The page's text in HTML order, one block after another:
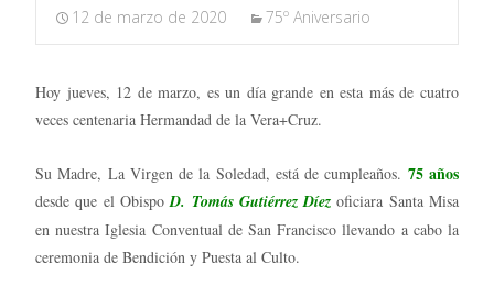
12 de marzo de 2020 75º Aniversario
Hoy jueves, 12 de marzo, es un día grande en esta más de cuatro
veces centenaria Hermandad de la Vera+Cruz.
Su Madre, La Virgen de la Soledad, está de cumpleaños. 75 años
desde que el ObispoD. Tomás Gutiérrez Díez oficiara Santa Misa
en nuestra Iglesia Conventual de San Francisco llevando a cabo la
ceremonia de Bendición y Puesta al Culto.